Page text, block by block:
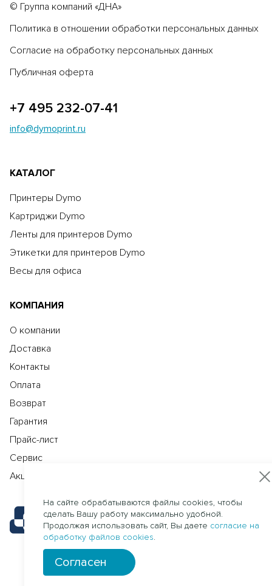
© Группа компаний «ДНА»
Политика в отношении обработки персональных данных
Согласие на обработку персональных данных
Публичная оферта
+7 495 232-07-41
info@dymoprint.ru
КАТАЛОГ
Принтеры Dymo
Картриджи Dymo
Ленты для принтеров Dymo
Этикетки для принтеров Dymo
Весы для офиса
КОМПАНИЯ
О компании
Доставка
Контакты
Оплата
Возврат
Гарантия
Прайс-лист
Сервис
Акции
На сайте обрабатываются файлы cookies, чтобы
сделать Вашу работу максимально удобной.
Продолжая использовать сайт, Вы даете согласие на
обработку файлов cookies.
Согласен